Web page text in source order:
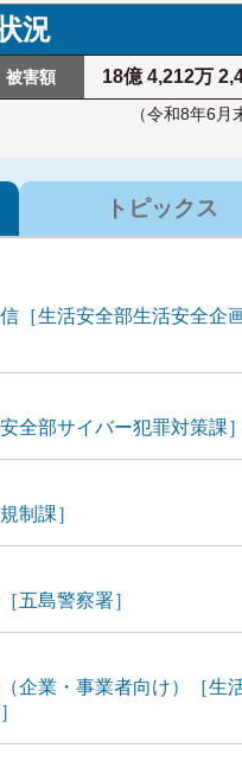
況
トピックス
［生活安全部生活安全企
全部サイバー犯罪対策課
制課］
五島警察署］
企業・事業者向け）［生